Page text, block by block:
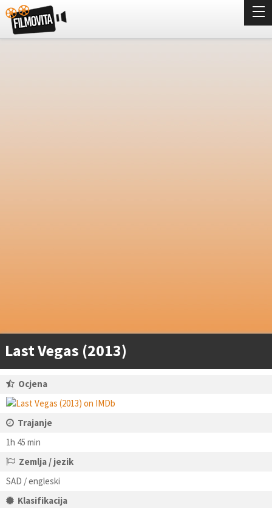
Last Vegas (2013)
Ocjena
Trajanje
1h 45 min
Zemlja / jezik
SAD / engleski
Klasifikacija